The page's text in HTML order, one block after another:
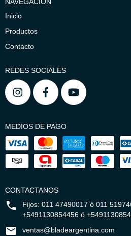
Inicio
Productos
Contacto
REDES SOCIALES
MEDIOS DE PAGO
CONTACTANOS
Fijos: 011 47490017 ó 011
+5491130854456 ó
ventas@bladeargentina.com